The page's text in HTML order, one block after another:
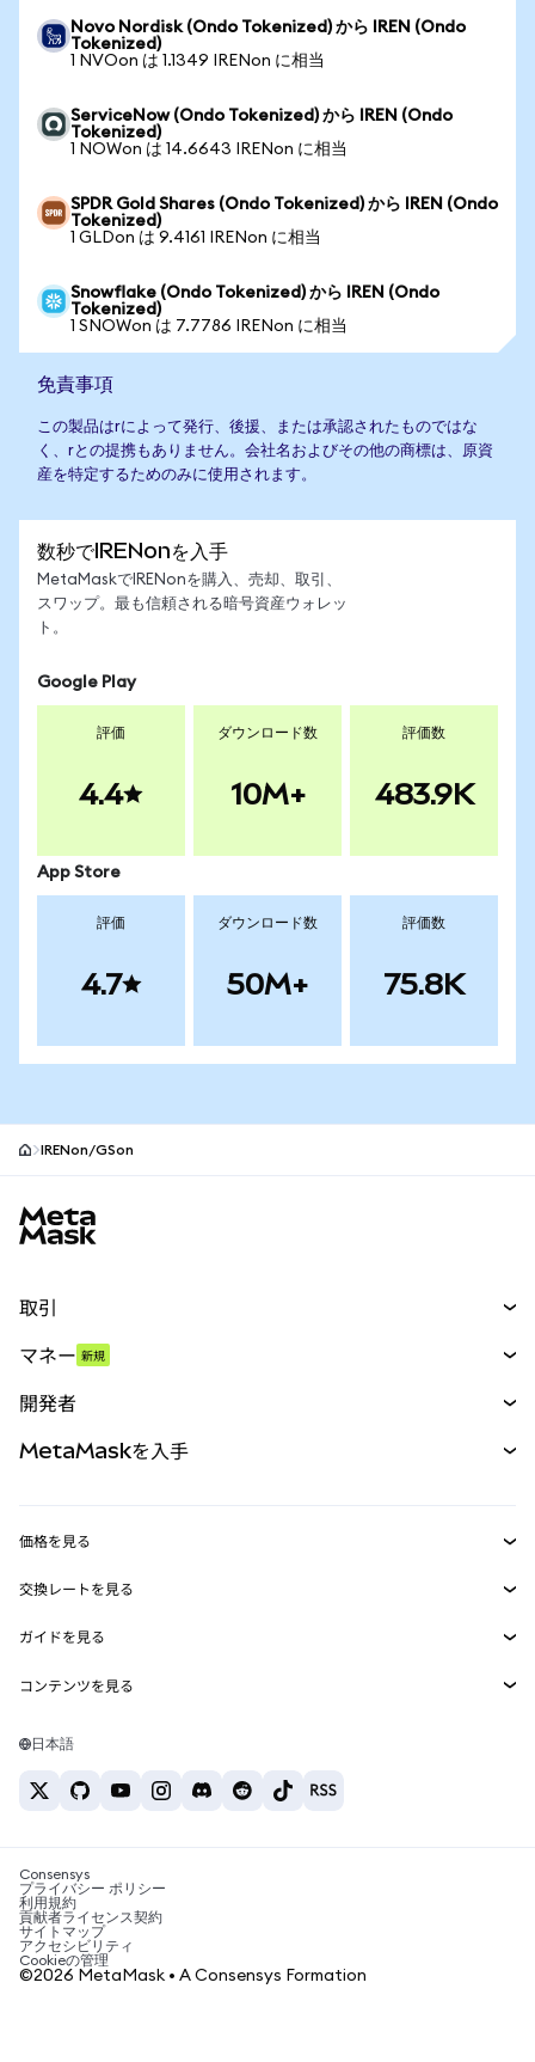
Novo Nordisk (Ondo Tokenized) から IREN (Ondo
Tokenized)
1 NVOon は 1.1349 IRENon に相当
ServiceNow (Ondo Tokenized) から IREN (Ondo
Tokenized)
1 NOWon は 14.6643 IRENon に相当
SPDR Gold Shares (Ondo Tokenized) から IREN (Ondo
Tokenized)
1 GLDon は 9.4161 IRENon に相当
Snowflake (Ondo Tokenized) から IREN (Ondo
Tokenized)
1 SNOWon は 7.7786 IRENon に相当
免責事項
この製品はrによって発行、後援、または承認されたものではな
く、rとの提携もありません。会社名およびその他の商標は、原資
産を特定するためのみに使用されます。
数秒でIRENonを入手
MetaMaskでIRENonを購入、売却、取引、
スワップ。最も信頼される暗号資産ウォレッ
ト。
Google Play
評価
4.4
ダウンロード数
10M+
評価数
483.9K
App Store
評価
4.7
ダウンロード数
50M+
評価数
75.8K
IRENon/GSon
取引
パーペチュアル
RWA
マネー 新規
開発者
MetaMask Connect
Snaps
Web3サービス
MetaMaskを入手
セキュリティ
サポート
キャリア
お問い合わせ
価格を見る
イーサリアムの価格
Solanaの価格
Tetherの価格
交換レートを見る
ETH→USD
USDT→INR
BTC→INR
ETH→USDT
ガイドを見る
ETHの購入
USDTの購入
SHIBの購入
BNBの購入
コンテンツを見る
Solanaウォレット
税制関連ニュース
暗号資産の購入方法は？
ビットコインを売るには？
日本語
Consensys
プライバシー ポリシー
利用規約
貢献者ライセンス契約
サイトマップ
アクセシビリティ
Cookieの管理
©2026 MetaMask • A Consensys Formation